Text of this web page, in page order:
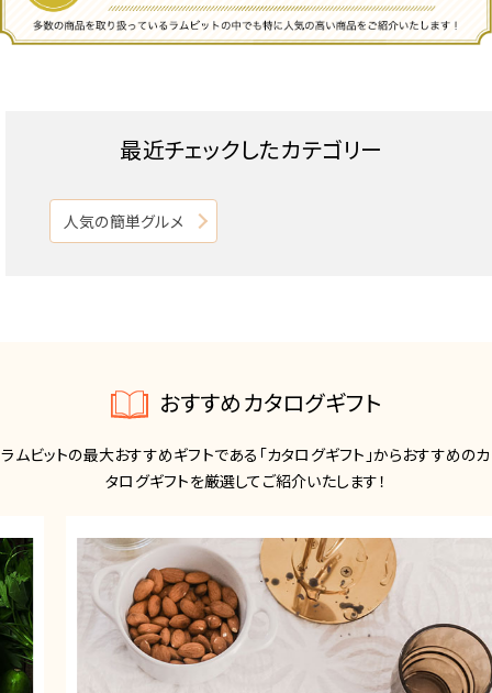
最近チェックしたカテゴリー
人気の簡単グルメ
おすすめカタログギフト
ラムビットの最大おすすめギフトである「カタログギフト」からおすすめのカ
タログギフトを厳選してご紹介いたします！